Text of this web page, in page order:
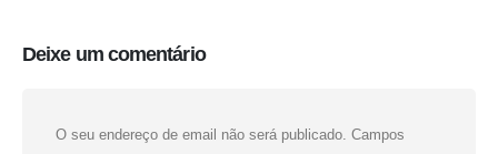
Deixe um comentário
O seu endereço de email não será publicado. Campos